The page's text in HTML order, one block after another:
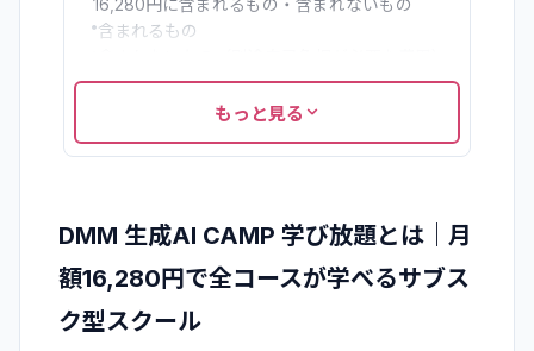
16,280円に含まれるもの・含まれないもの
•含まれるもの
•支払いはクレジットカードのみ
【重要】学び放題プランはリスキリング補助金
4.DMM 生成AI CAMP 学び放題のコース｜全16コー
• ツール別・開発系
DMM 生成AI CAMP 学び放題をおすすめできる
人・できない人
•おすすめできる人
•
もっと見る
DMM 生成AI CAMP 学び放題とは｜月
額16,280円で全コースが学べるサブス
ク型スクール